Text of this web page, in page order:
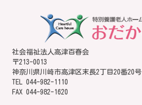
社会福祉法人高津百春会
〒213-0013
神奈川県川崎市高津区末長2丁目20番20号
TEL 044-982-1110
FAX 044-982-1620